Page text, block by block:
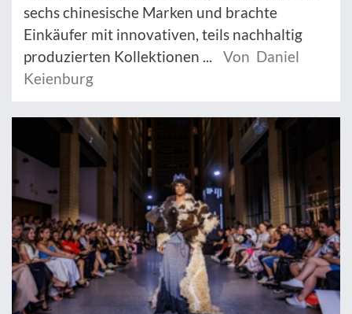
sechs chinesische Marken und brachte
Einkäufer mit innovativen, teils nachhaltig
produzierten Kollektionen ...
Von Daniel
Keienburg